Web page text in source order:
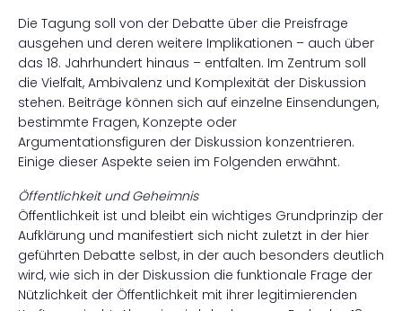
Die Tagung soll von der Debatte über die Preisfrage
ausgehen und deren weitere Implikationen – auch über
das 18. Jahrhundert hinaus – entfalten. Im Zentrum soll
die Vielfalt, Ambivalenz und Komplexität der Diskussion
stehen. Beiträge können sich auf einzelne Einsendungen,
bestimmte Fragen, Konzepte oder
Argumentationsfiguren der Diskussion konzentrieren.
Einige dieser Aspekte seien im Folgenden erwähnt.
Öffentlichkeit und Geheimnis
Öffentlichkeit ist und bleibt ein wichtiges Grundprinzip der
Aufklärung und manifestiert sich nicht zuletzt in der hier
geführten Debatte selbst, in der auch besonders deutlich
wird, wie sich in der Diskussion die funktionale Frage der
Nützlichkeit der Öffentlichkeit mit ihrer legitimierenden